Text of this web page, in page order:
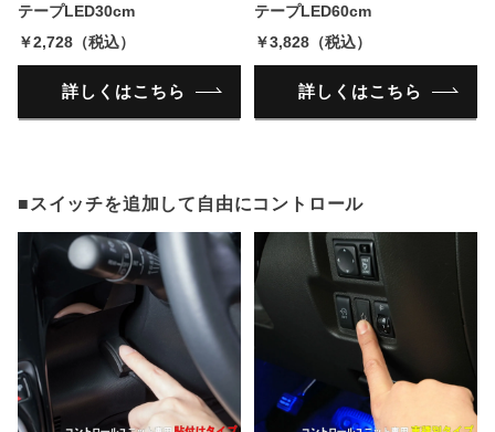
テープLED30cm
￥2,728（税込）
詳しくはこちら
テープLED60cm
￥3,828（税込）
詳しくはこちら
■スイッチを追加して自由にコントロール